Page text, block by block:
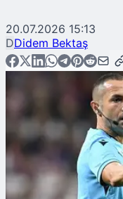
20.07.2026 15:13
DDidem Bektaş